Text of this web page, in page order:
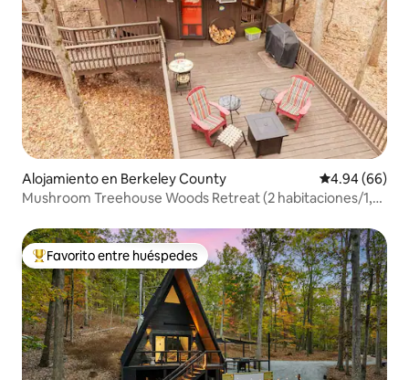
Alojamiento en Berkeley County Calificación
4.94 (66)
Mushroom Treehouse Woods Retreat (2 habitaciones/1,5
Favorito entre huéspedes preferido
Favorito entre huéspedes